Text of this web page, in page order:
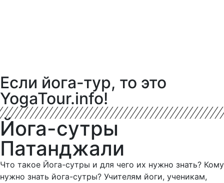
Если йога-тур, то это
YogaTour.info!
Йога-сутры
Патанджали
Что такое Йога-сутры и для чего их нужно знать? Кому
нужно знать йога-сутры? Учителям йоги, ученикам,